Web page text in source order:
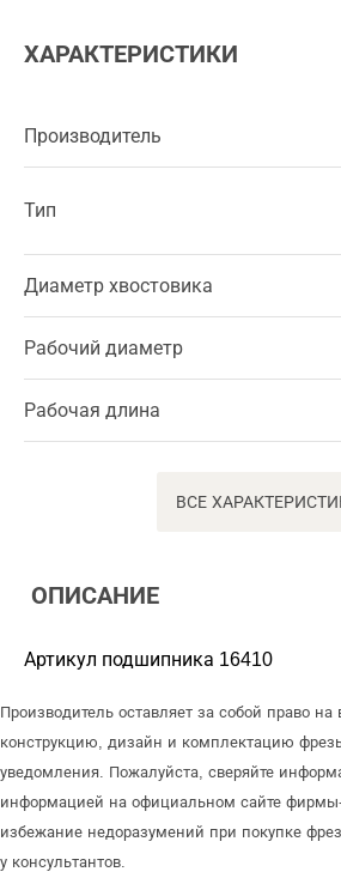
ХАРАКТЕРИСТИКИ
Производитель
Тип
Диаметр хвостовика
Рабочий диаметр
Рабочая длина
ВСЕ
ОПИСАНИЕ
Артикул подшипника 16410
Производитель оставляет за собой право
конструкцию, дизайн и комплектацию
уведомления. Пожалуйста, сверяйте
информацией на официальном сайте
избежание недоразумений при покупке
у консультантов.